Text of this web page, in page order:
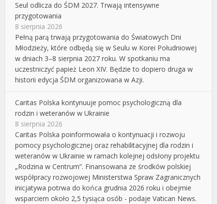
Seul odlicza do ŚDM 2027. Trwają intensywne
przygotowania
8 sierpnia 2026
Pełną parą trwają przygotowania do Światowych Dni
Młodzieży, które odbędą się w Seulu w Korei Południowej
w dniach 3–8 sierpnia 2027 roku. W spotkaniu ma
uczestniczyć papież Leon XIV. Będzie to dopiero druga w
historii edycja ŚDM organizowana w Azji.
Caritas Polska kontynuuje pomoc psychologiczną dla
rodzin i weteranów w Ukrainie
8 sierpnia 2026
Caritas Polska poinformowała o kontynuacji i rozwoju
pomocy psychologicznej oraz rehabilitacyjnej dla rodzin i
weteranów w Ukrainie w ramach kolejnej odsłony projektu
„Rodzina w Centrum”. Finansowana ze środków polskiej
współpracy rozwojowej Ministerstwa Spraw Zagranicznych
inicjatywa potrwa do końca grudnia 2026 roku i obejmie
wsparciem około 2,5 tysiąca osób - podaje Vatican News.